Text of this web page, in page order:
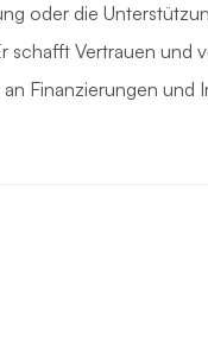
oder die
schafft Vertrauen und
Finanzierungen und